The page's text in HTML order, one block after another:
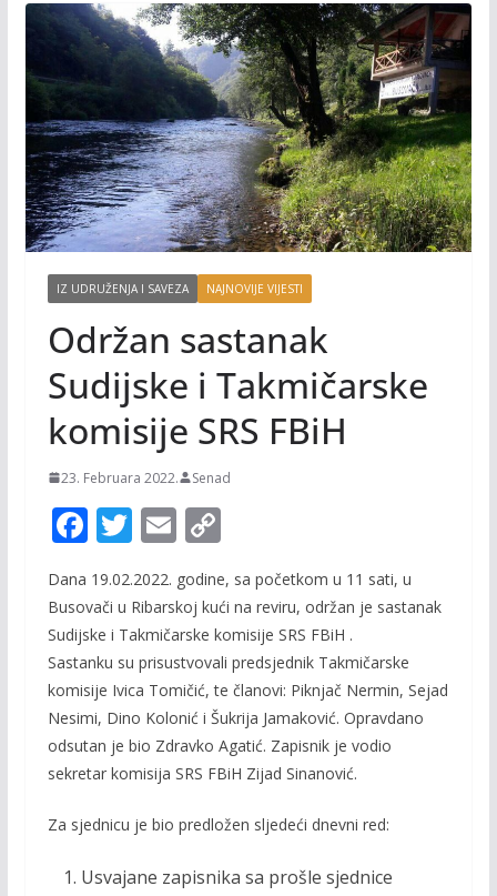
IZ UDRUŽENJA I SAVEZA NAJNOVIJE VIJESTI
Održan sastanak
Sudijske i Takmičarske
komisije SRS FBiH
23. Februara 2022. Senad
F
e
b
o
o
k
T
itt
er
E
m
ai
l
C
p
y
Li
n
k
Dana 19.02.2022. godine, sa početkom u 11 sati, u
Busovači u Ribarskoj kući na reviru, održan je sastanak
Sudijske i Takmičarske komisije SRS FBiH .
Sastanku su prisustvovali predsjednik Takmičarske
komisije Ivica Tomičić, te članovi: Piknjač Nermin, Sejad
Nesimi, Dino Kolonić i Šukrija Jamaković. Opravdano
odsutan je bio Zdravko Agatić. Zapisnik je vodio
sekretar komisija SRS FBiH Zijad Sinanović.
Za sjednicu je bio predložen sljedeći dnevni red:
Usvajane zapisnika sa prošle sjednice